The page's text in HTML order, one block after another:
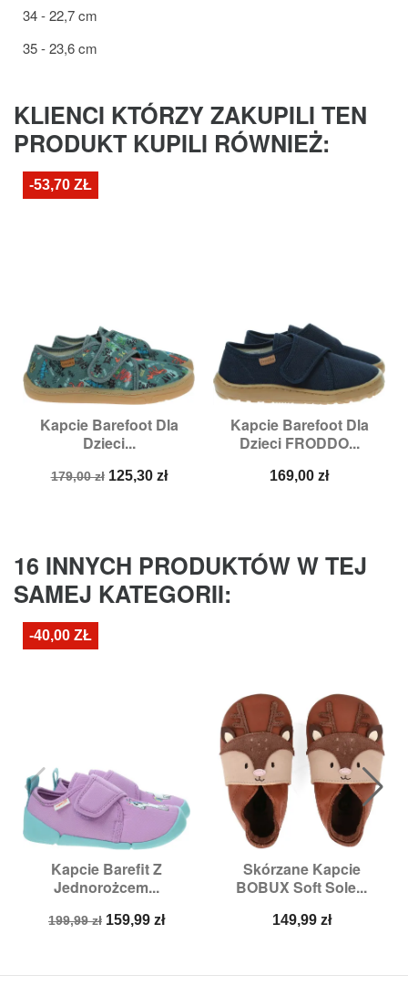
34 - 22,7 cm
35 - 23,6 cm
KLIENCI KTÓRZY ZAKUPILI TEN
PRODUKT KUPILI RÓWNIEŻ:
Kapcie Barefoot Dla
Dzieci...
Cena
179,00 zł Cena
125,30 zł
-53,70 ZŁ
Kapcie Barefoot Dla
Dzieci FRODDO...
Cena
169,00 zł
16 INNYCH PRODUKTÓW W TEJ
SAMEJ KATEGORII:
Kapcie Barefit Z
Jednorożcem...
Cena
199,99 zł Cena
159,99 zł
-40,00 ZŁ
Skórzane Kapcie
BOBUX Soft Sole...
Cena
149,99 zł